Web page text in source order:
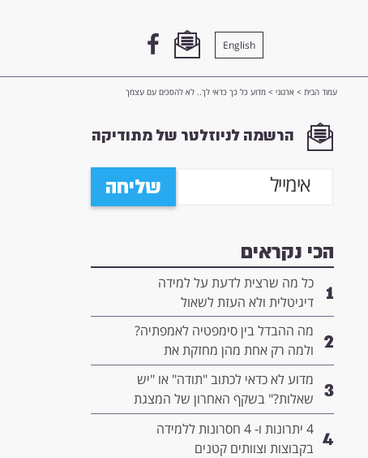
English
עמוד הבית > ארגוני >מדוע כל כך כדאי לך.. לא להסכים עם עצמך
הרשמה לניוזלטר של מתודיקה
שליחה
הכי נקראים
1
כל מה שרצית לדעת על למידה
דיגיטלית ולא העזת לשאול
2
מה ההבדל בין סימפטיה לאמפתיה?
ולמה רק אחת מהן מחזקת את
המנהיגות שלך
3
מדוע לא כדאי לכתוב "תודה" או "יש
שאלות?" בשקף האחרון של המצגת
שלך- ומה כדאי לשים שם במקום?
4
4 יתרונות ו- 4 חסרונות ללמידה
בקבוצות וצוותים קטנים